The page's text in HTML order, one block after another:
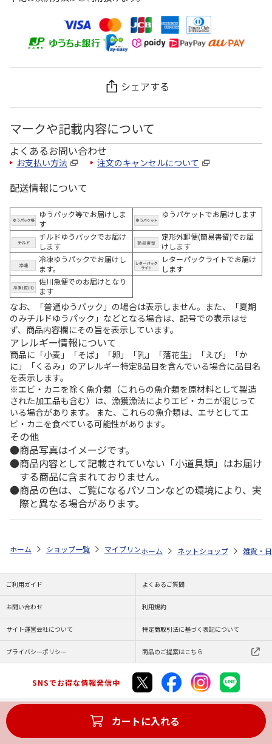
シェアする
マークや記載内容について
よくあるお問い合わせ
お支払い方法 注文のキャンセルについて
配送情報について
ゆうパック等でお届けしま
す
ゆうパケットでお届けします
チルドゆうパックでお届け
します
定形外郵便(簡易書留)でお届
けします
冷凍ゆうパックでお届けし
ます。
レターパックライトでお届け
します
佐川急便でのお届けとなり
ます
なお、「普通ゆうパック」の場合は表示しません。また、「夏期
のみチルドゆうパック」などとなる場合は、記号での表示はせ
ず、商品内容欄にその旨を表示しています。
アレルギー情報について
商品に「小麦」「そば」「卵」「乳」「落花生」「えび」「か
に」「くるみ」のアレルギー特定8品目を含んでいる場合に品目名
を表示します。
※エビ・カニを除く魚介類（これらの魚介類を原材料として製造
された加工品も含む）は、漁獲漁法によりエビ・カニが混じって
いる場合があります。 また、これらの魚介類は、エサとしてエ
ビ・カニを食べている可能性があります。
その他
商品写真はイメージです。
商品内容として記載されていない「小道具類」はお届け
する商品に含まれておりません。
商品の色は、ご覧になるパソコンなどの環境により、実
際と異なる場合があります。
カートに入れる
ホーム ショップ一覧 マイプリント シルエットプレート【休み猫
ホーム ネットショップ 雑貨・
ご利用ガイド よくあるご質問
お問い合わせ 利用規約
サイト運営会社について 特定商取引法に基づく表記について
プライバシーポリシー 商品のご提案はこちら
SNSでお得な情報発信中